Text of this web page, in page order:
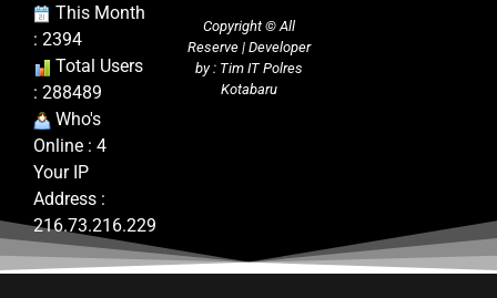
This Month
: 2394
Total Users
: 288489
Who's
Online : 4
Your IP
Address :
216.73.216.229
Copyright ©All
Reserve | Developer
by : Tim IT Polres
Kotabaru